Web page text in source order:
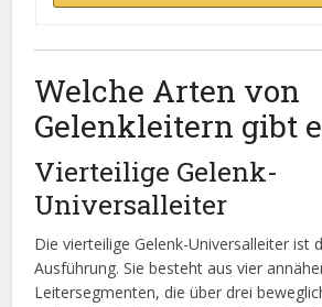
Welche Arten von
Gelenkleitern gibt
Vierteilige Gelenk-
Universalleiter
Die vierteilige Gelenk-Universalleiter ist
Ausführung. Sie besteht aus vier
Leitersegmenten, die über drei